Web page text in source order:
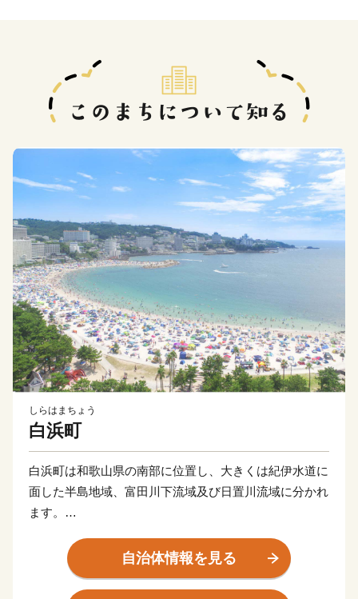
しらはまちょう
白浜町
白浜町は和歌山県の南部に位置し、大きくは紀伊水道に
面した半島地域、富田川下流域及び日置川流域に分かれ
ます。
面積は、200.98平方キロメートルで、県全体の約4.3％
を占めることとなります。年間平均気温は16.8度、年間
降水量は2,219ミリメートルとなっています。温暖で明
自治体情報を見る